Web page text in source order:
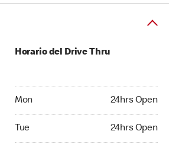
Horario del Drive Thru
Mon 24hrs Open
Tue 24hrs Open